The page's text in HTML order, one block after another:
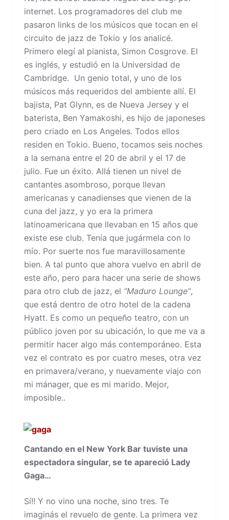
internet. Los programadores del club me
pasaron links de los músicos que tocan en el
circuito de jazz de Tokio y los analicé.
Primero elegí al pianista, Simon Cosgrove. El
es inglés, y estudió en la Universidad de
Cambridge. Un genio total, y uno de los
músicos más requeridos del ambiente allí. El
bajista, Pat Glynn, es de Nueva Jersey y el
baterista, Ben Yamakoshi, es hijo de japoneses
pero criado en Los Angeles. Todos ellos
residen en Tokio. Bueno, tocamos seis noches
a la semana entre el 20 de abril y el 17 de
julio. Fue un éxito. Allá tienen un nivel de
cantantes asombroso, porque llevan
americanas y canadienses que vienen de la
cuna del jazz, y yo era la primera
latinoamericana que llevaban en 15 años que
existe ese club. Tenía que jugármela con lo
mío. Por suerte nos fue maravillosamente
bien. A tal punto que ahora vuelvo en abril de
este año, pero para hacer una serie de shows
para otro club de jazz, el “Maduro Lounge”,
que está dentro de otro hotel de la cadena
Hyatt. Es como un pequeño teatro, con un
público joven por su ubicación, lo que me va a
permitir hacer algo más contemporáneo. Esta
vez el contrato es por cuatro meses, otra vez
en primavera/verano, y nuevamente viajo con
mi mánager, que es mi marido. Mejor,
imposible..
Cantando en el New York Bar tuviste una
espectadora singular, se te apareció Lady
Gaga…
Sí!! Y no vino una noche, sino tres. Te
imaginás el revuelo de gente. La primera vez